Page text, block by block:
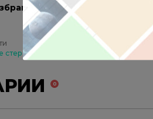
оставить
стероиды увеличивают риски
0